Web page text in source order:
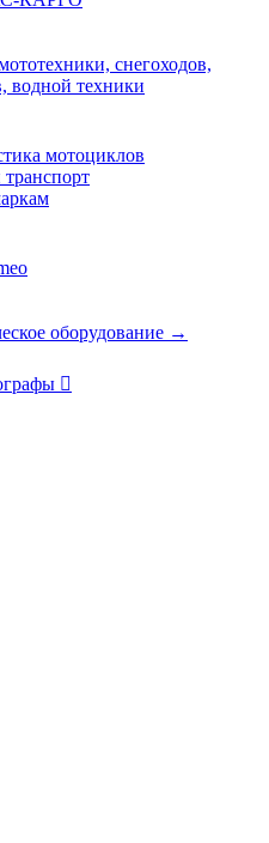
снегоходов,
водной техники
мотоциклов
оборудование →
